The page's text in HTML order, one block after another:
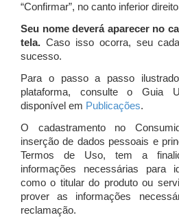
“Confirmar”, no canto inferior
Seu nome deverá aparecer no
tela. Caso isso ocorra, seu
sucesso.
Para o passo a passo
plataforma, consulte o Guia
disponível em Publicações.
O cadastramento no
inserção de dados pessoais e
Termos de Uso, tem a
informações necessárias para
como o titular do produto ou
prover as informações
reclamação.